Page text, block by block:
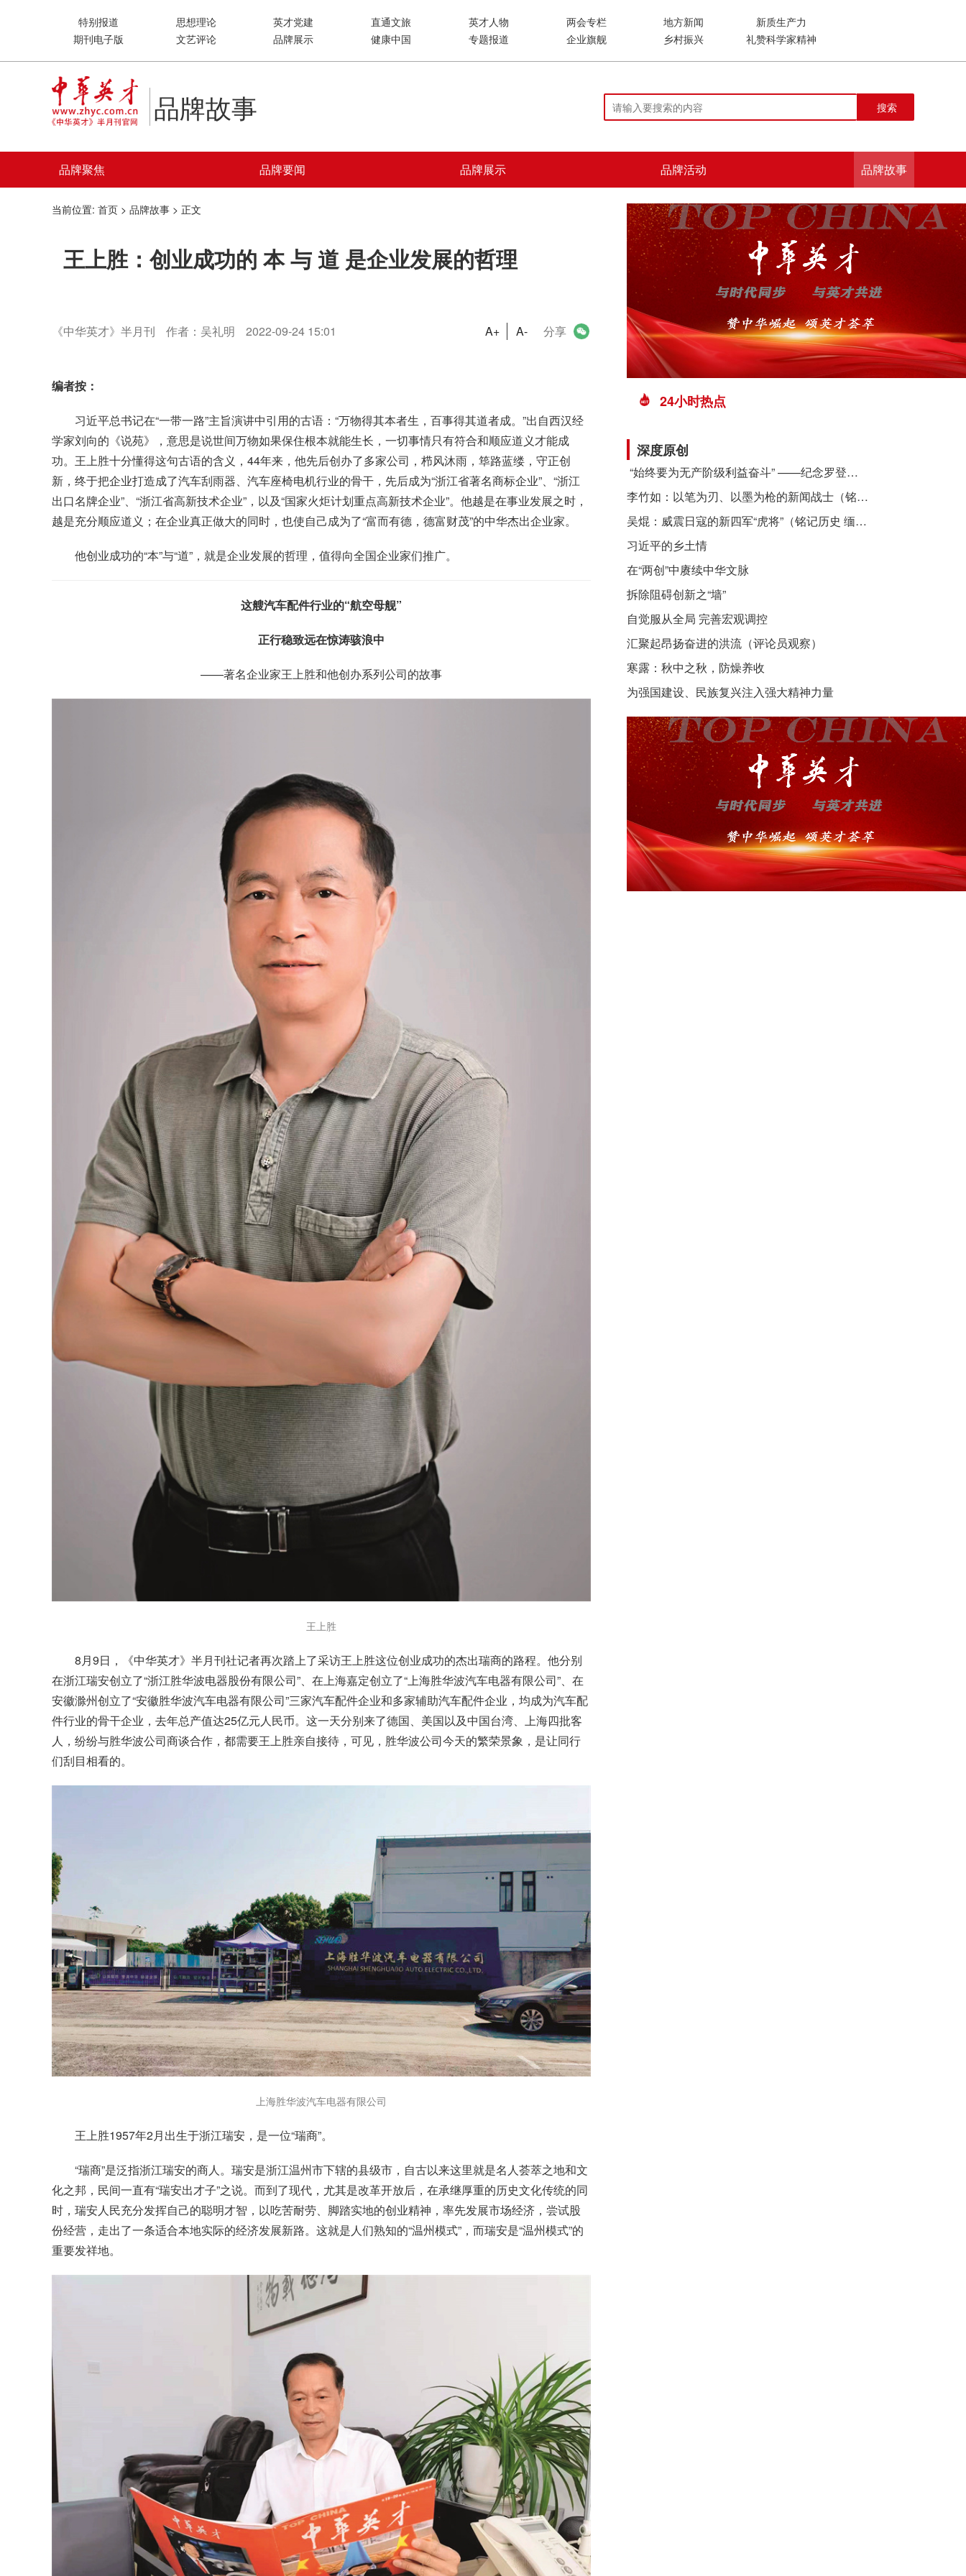
特别报道 思想理论 英才党建 直通文旅 英才人物 两会专栏 地方新闻
新质生产力
期刊电子版
文艺评论 品牌展示 健康中国 专题报道 企业旗舰 乡村振兴 礼赞科学家精神
品牌故事 搜索
品牌聚焦 品牌要闻 品牌展示 品牌活动 品牌故事
当前位置: 首页 > 品牌故事 > 正文
王上胜：创业成功的 本 与 道 是企业发展的哲理
《中华英才》半月刊 作者：吴礼明 2022-09-24 15:01 A+ A- 分享
编者按：
习近平总书记在“一带一路”主旨演讲中引用的古语：“万物得其本者生，百事得其道者成。”出自西汉经
学家刘向的《说苑》，意思是说世间万物如果保住根本就能生长，一切事情只有符合和顺应道义才能成
功。王上胜十分懂得这句古语的含义，44年来，他先后创办了多家公司，栉风沐雨，筚路蓝缕，守正创
新，终于把企业打造成了汽车刮雨器、汽车座椅电机行业的骨干，先后成为“浙江省著名商标企业”、“浙江
出口名牌企业”、“浙江省高新技术企业”，以及“国家火炬计划重点高新技术企业”。他越是在事业发展之时，
越是充分顺应道义；在企业真正做大的同时，也使自己成为了“富而有德，德富财茂”的中华杰出企业家。
他创业成功的“本”与“道”，就是企业发展的哲理，值得向全国企业家们推广。
这艘汽车配件行业的“航空母舰”
正行稳致远在惊涛骇浪中
——著名企业家王上胜和他创办系列公司的故事
王上胜
8月9日，《中华英才》半月刊社记者再次踏上了采访王上胜这位创业成功的杰出瑞商的路程。他分别
在浙江瑞安创立了“浙江胜华波电器股份有限公司”、在上海嘉定创立了“上海胜华波汽车电器有限公司”、在
安徽滁州创立了“安徽胜华波汽车电器有限公司”三家汽车配件企业和多家辅助汽车配件企业，均成为汽车配
件行业的骨干企业，去年总产值达25亿元人民币。这一天分别来了德国、美国以及中国台湾、上海四批客
人，纷纷与胜华波公司商谈合作，都需要王上胜亲自接待，可见，胜华波公司今天的繁荣景象，是让同行
们刮目相看的。
上海胜华波汽车电器有限公司
王上胜1957年2月出生于浙江瑞安，是一位“瑞商”。
“瑞商”是泛指浙江瑞安的商人。瑞安是浙江温州市下辖的县级市，自古以来这里就是名人荟萃之地和文
化之邦，民间一直有“瑞安出才子”之说。而到了现代，尤其是改革开放后，在承继厚重的历史文化传统的同
时，瑞安人民充分发挥自己的聪明才智，以吃苦耐劳、脚踏实地的创业精神，率先发展市场经济，尝试股
份经营，走出了一条适合本地实际的经济发展新路。这就是人们熟知的“温州模式”，而瑞安是“温州模式”的
重要发祥地。
24小时热点
深度原创
​ “始终要为无产阶级利益奋斗” ——纪念罗登贤同志诞辰120周年
李竹如：以笔为刃、以墨为枪的新闻战士（铭记历史 缅怀先烈·抗日英雄）
吴焜：威震日寇的新四军“虎将”（铭记历史 缅怀先烈·抗日英雄）
习近平的乡土情
在“两创”中赓续中华文脉
拆除阻碍创新之“墙”
自觉服从全局 完善宏观调控
汇聚起昂扬奋进的洪流（评论员观察）
寒露：秋中之秋，防燥养收
为强国建设、民族复兴注入强大精神力量